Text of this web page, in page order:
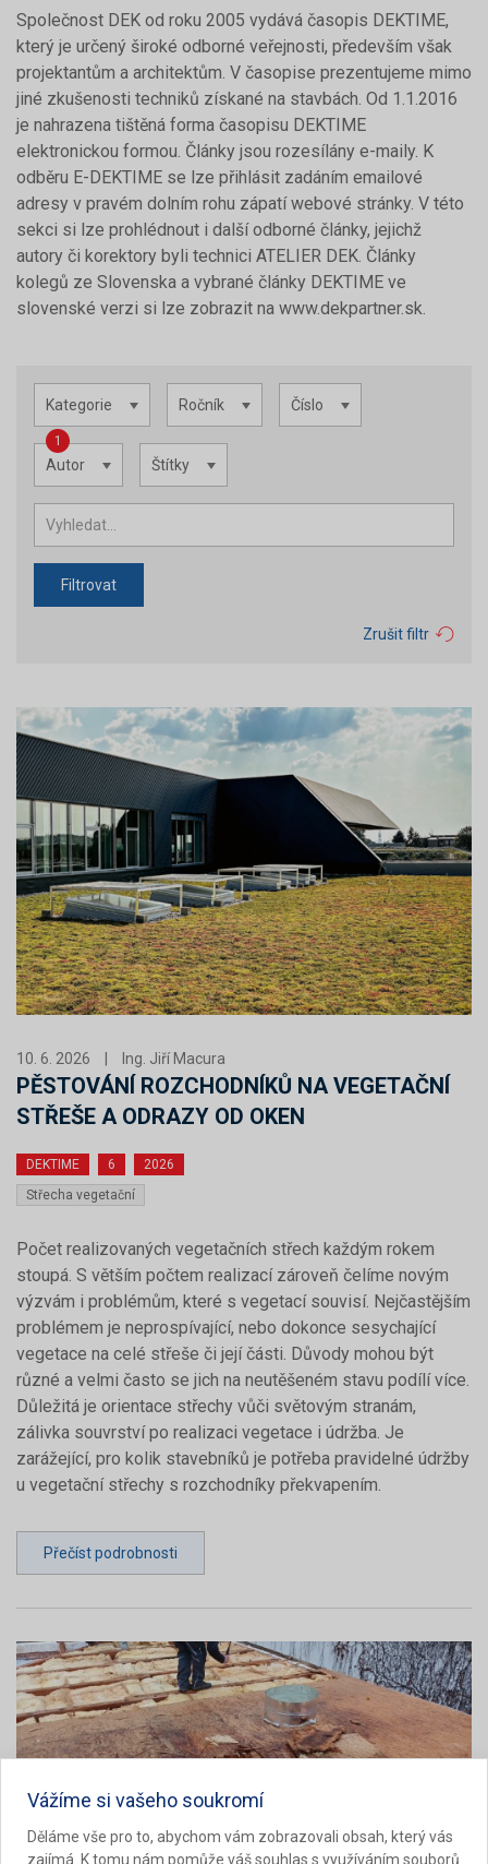
Společnost DEK od roku 2005 vydává časopis DEKTIME,
který je určený široké odborné veřejnosti, především však
projektantům a architektům. V časopise prezentujeme mimo
jiné zkušenosti techniků získané na stavbách. Od 1.1.2016
je nahrazena tištěná forma časopisu DEKTIME
elektronickou formou. Články jsou rozesílány e-maily. K
odběru E-DEKTIME se lze přihlásit zadáním emailové
adresy v pravém dolním rohu zápatí webové stránky. V této
sekci si lze prohlédnout i další odborné články, jejichž
autory či korektory byli technici ATELIER DEK. Články
kolegů ze Slovenska a vybrané články DEKTIME ve
slovenské verzi si lze zobrazit na www.dekpartner.sk.
Kategorie Ročník Číslo
1
Autor Štítky
Filtrovat
Zrušit filtr
10. 6. 2026 Ing. Jiří Macura
PĚSTOVÁNÍ ROZCHODNÍKŮ NA VEGETAČNÍ
STŘEŠE A ODRAZY OD OKEN
DEKTIME 6
2026
Střecha vegetační
Počet realizovaných vegetačních střech každým rokem
stoupá. S větším počtem realizací zároveň čelíme novým
výzvám i problémům, které s vegetací souvisí. Nejčastějším
problémem je neprospívající, nebo dokonce sesychající
vegetace na celé střeše či její části. Důvody mohou být
různé a velmi často se jich na neutěšeném stavu podílí více.
Důležitá je orientace střechy vůči světovým stranám,
zálivka souvrství po realizaci vegetace i údržba. Je
zarážející, pro kolik stavebníků je potřeba pravidelné údržby
u vegetační střechy s rozchodníky překvapením.
Přečíst podrobnosti
Vážíme si vašeho soukromí
Děláme vše pro to, abychom vám zobrazovali obsah, který vás
zajímá. K tomu nám pomůže váš souhlas s využíváním souborů